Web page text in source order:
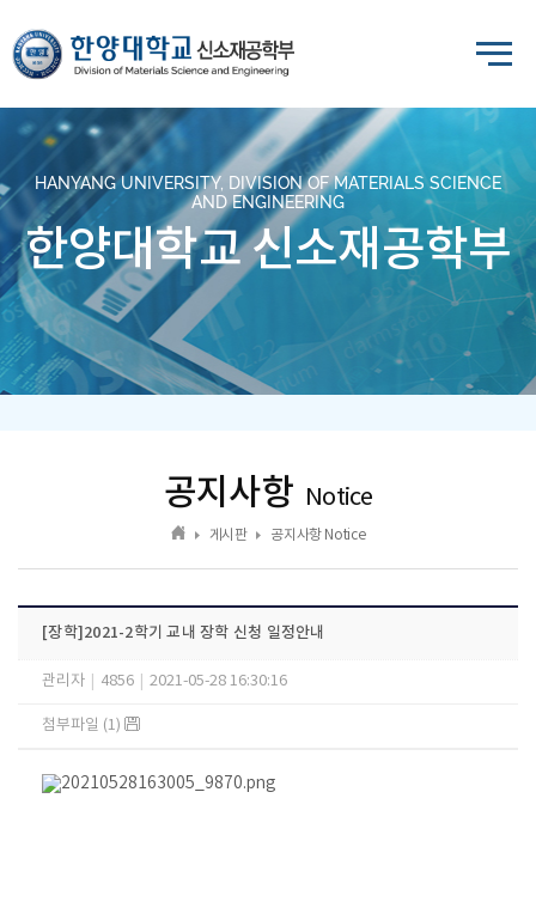
HANYANG UNIVERSITY, DIVISION OF MATERIALS SCIENCE
AND ENGINEERING
한양대학교 신소재공학부
공지사항 Notice
게시판 공지사항 Notice
[장학]2021-2학기 교내 장학 신청 일정안내
관리자 4856 2021-05-28 16:30:16
첨부파일 (1)